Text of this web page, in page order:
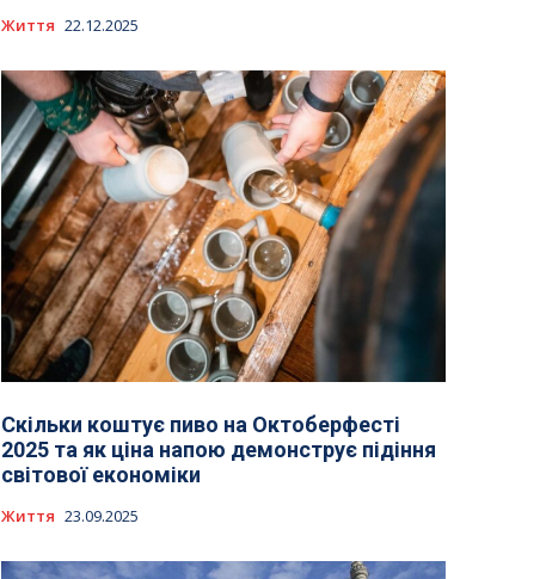
Життя 22.12.2025
Скільки коштує пиво на Октоберфесті
2025 та як ціна напою демонструє підіння
світової економіки
Життя 23.09.2025